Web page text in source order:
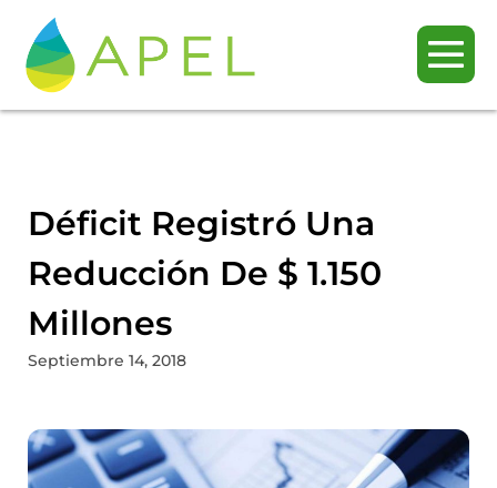
Déficit Registró Una
Reducción De $ 1.150
Millones
Septiembre 14, 2018